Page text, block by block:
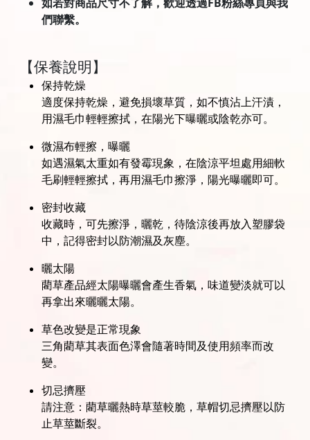
們聯繫。
【保養說明】
保持乾燥
適度保持乾燥，避免損壞草質，如不慎沾上汗漬，
用濕毛巾輕輕擦拭，在陽光下曝曬或陰乾亦可。
微濕布輕擦，曝曬
如遇濕氣太重如有發霉現象，在陰涼平坦處用細軟
毛刷輕輕擦拭，再用濕毛巾擦淨，陽光曝曬即可。
密封收藏
收藏時，可先擦淨，曬乾，待陰涼後再放入塑膠袋
中，記得密封以防潮濕及灰塵。
曬太陽
藺草產品經太陽曝曬會產生香氣，味道變淡就可以
再拿出來曬曬太陽。
草色改變是正常現象
三角藺草其表面色澤會隨著時間及使用頻率而改
變。
切忌擠壓
請注意：藺草曬熱時草莖較脆，草帽切忌擠壓以防
止草莖斷裂。